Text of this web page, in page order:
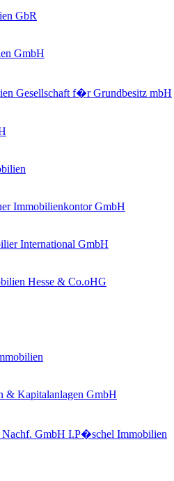
GbR
GmbH
Gesellschaft f�r Grundbesitz mbH
Immobilienkontor GmbH
International GmbH
Hesse & Co.oHG
& Kapitalanlagen GmbH
Nachf. GmbH I.P�schel Immobilien